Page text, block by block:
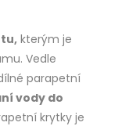
kterým je
Vedle
parapetní
vody do
krytky je